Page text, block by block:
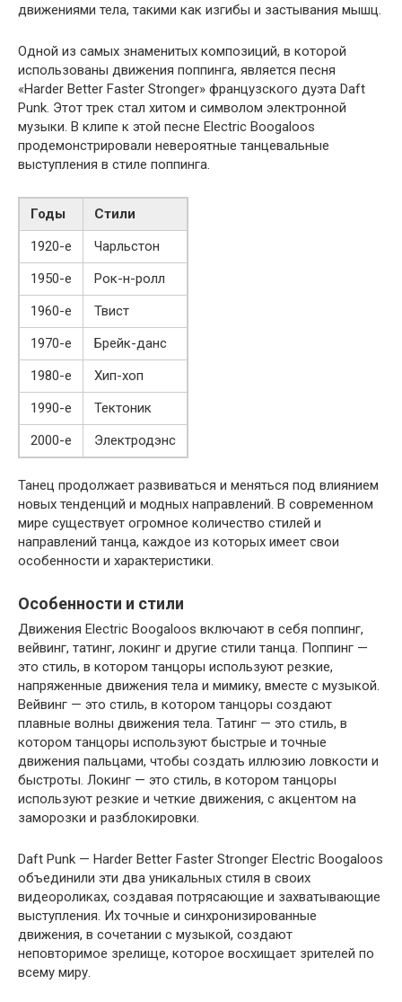
движениями тела, такими как изгибы и застывания мышц.
Одной из самых знаменитых композиций, в которой
использованы движения поппинга, является песня
«Harder Better Faster Stronger» французского дуэта Daft
Punk. Этот трек стал хитом и символом электронной
музыки. В клипе к этой песне Electric Boogaloos
продемонстрировали невероятные танцевальные
выступления в стиле поппинга.
Годы
Стили
1920-е
Чарльстон
1950-е
Рок-н-ролл
1960-е
Твист
1970-е
Брейк-данс
1980-е
Хип-хоп
1990-е
Тектоник
2000-е
Электродэнс
Танец продолжает развиваться и меняться под влиянием
новых тенденций и модных направлений. В современном
мире существует огромное количество стилей и
направлений танца, каждое из которых имеет свои
особенности и характеристики.
Особенности и стили
Движения Electric Boogaloos включают в себя поппинг,
вейвинг, татинг, локинг и другие стили танца. Поппинг —
это стиль, в котором танцоры используют резкие,
напряженные движения тела и мимику, вместе с музыкой.
Вейвинг — это стиль, в котором танцоры создают
плавные волны движения тела. Татинг — это стиль, в
котором танцоры используют быстрые и точные
движения пальцами, чтобы создать иллюзию ловкости и
быстроты. Локинг — это стиль, в котором танцоры
используют резкие и четкие движения, с акцентом на
заморозки и разблокировки.
Daft Punk — Harder Better Faster Stronger Electric Boogaloos
объединили эти два уникальных стиля в своих
видеороликах, создавая потрясающие и захватывающие
выступления. Их точные и синхронизированные
движения, в сочетании с музыкой, создают
неповторимое зрелище, которое восхищает зрителей по
всему миру.